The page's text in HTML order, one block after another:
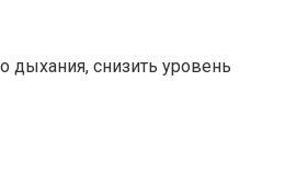
снизить уровень